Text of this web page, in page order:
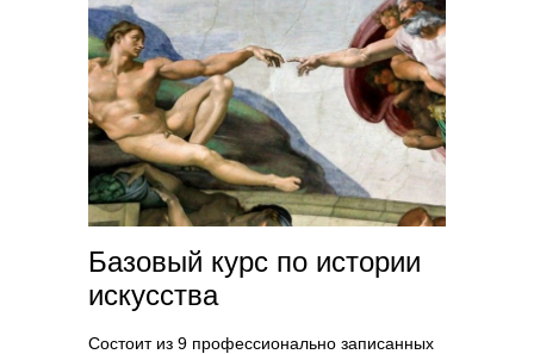
Базовый курс по истории
искусства
Состоит из 9 профессионально записанных